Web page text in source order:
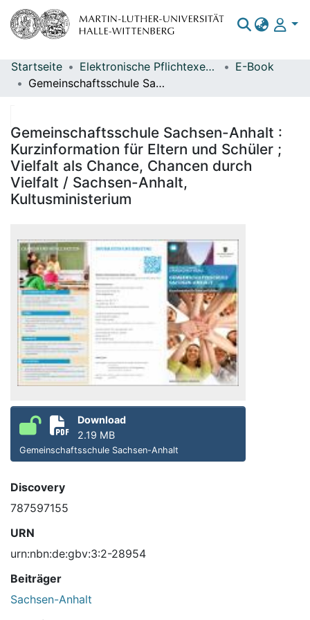
Bereiche & Sammlungen
Statistiken
Startseite Elektronische Pflichtexemplare
E-Book
Gemeinschaftsschule Sachsen-Anhalt : Kurzinformation für Eltern und Schüler ; Vielfalt als Chance, Chancen durch Vielfalt / Sachsen-Anhalt, Kultusministerium
Gemeinschaftsschule Sachsen-Anhalt :
Kurzinformation für Eltern und Schüler ;
Vielfalt als Chance, Chancen durch
Vielfalt / Sachsen-Anhalt,
Kultusministerium
Download
2.19 MB
Gemeinschaftsschule Sachsen-Anhalt
Discovery
787597155
URN
urn:nbn:de:gbv:3:2-28954
Beiträger
Sachsen-Anhalt